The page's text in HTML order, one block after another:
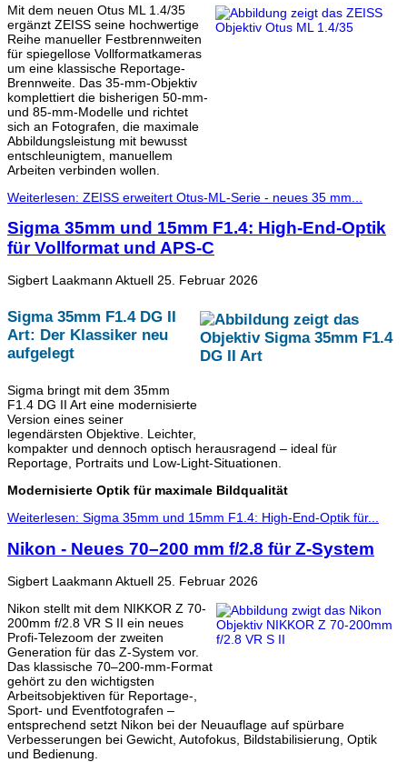
Mit dem neuen Otus ML 1.4/35
ergänzt ZEISS seine hochwertige
Reihe manueller Festbrennweiten
für spiegellose Vollformatkameras
um eine klassische Reportage-
Brennweite. Das 35-mm-Objektiv
komplettiert die bisherigen 50-mm-
und 85-mm-Modelle und richtet
sich an Fotografen, die maximale
Abbildungsleistung mit bewusst
entschleunigtem, manuellem
Arbeiten verbinden wollen.
Weiterlesen: ZEISS erweitert Otus-ML-Serie - neues 35 mm...
Sigma 35mm und 15mm F1.4: High-End-Optik
für Vollformat und APS-C
Sigbert Laakmann Aktuell 25. Februar 2026
Sigma 35mm F1.4 DG II
Art: Der Klassiker neu
aufgelegt
Sigma bringt mit dem 35mm
F1.4 DG II Art eine modernisierte
Version eines seiner
legendärsten Objektive. Leichter,
kompakter und dennoch optisch herausragend – ideal für
Reportage, Portraits und Low-Light-Situationen.
Modernisierte Optik für maximale Bildqualität
Weiterlesen: Sigma 35mm und 15mm F1.4: High-End-Optik für...
Nikon - Neues 70–200 mm f/2.8 für Z-System
Sigbert Laakmann Aktuell 25. Februar 2026
Nikon stellt mit dem NIKKOR Z 70-
200mm f/2.8 VR S II ein neues
Profi-Telezoom der zweiten
Generation für das Z-System vor.
Das klassische 70–200-mm-Format
gehört zu den wichtigsten
Arbeitsobjektiven für Reportage-,
Sport- und Eventfotografen –
entsprechend setzt Nikon bei der Neuauflage auf spürbare
Verbesserungen bei Gewicht, Autofokus, Bildstabilisierung, Optik
und Bedienung.